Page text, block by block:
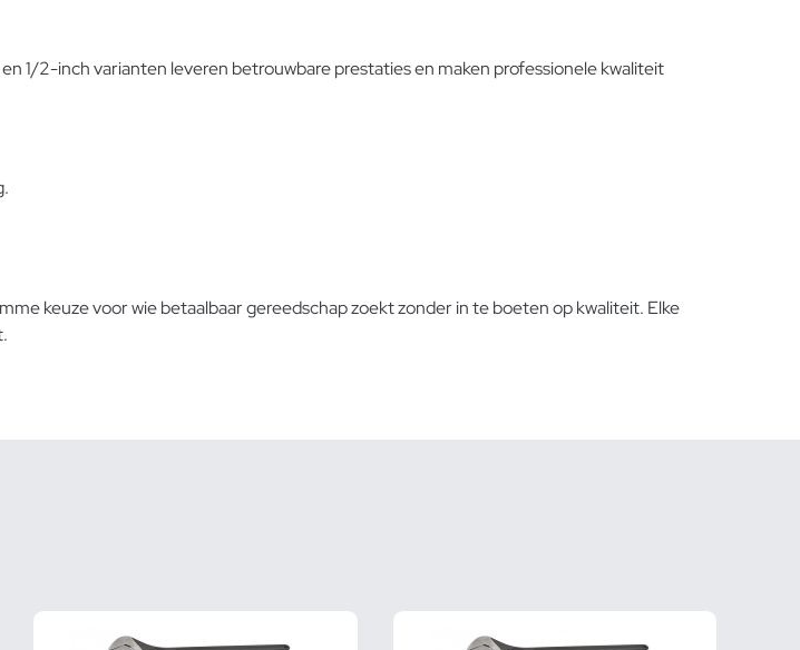
1/2-inch varianten leveren betrouwbare prestaties en maken professionele kwaliteit
keuze voor wie betaalbaar gereedschap zoekt zonder in te boeten op kwaliteit. Elke